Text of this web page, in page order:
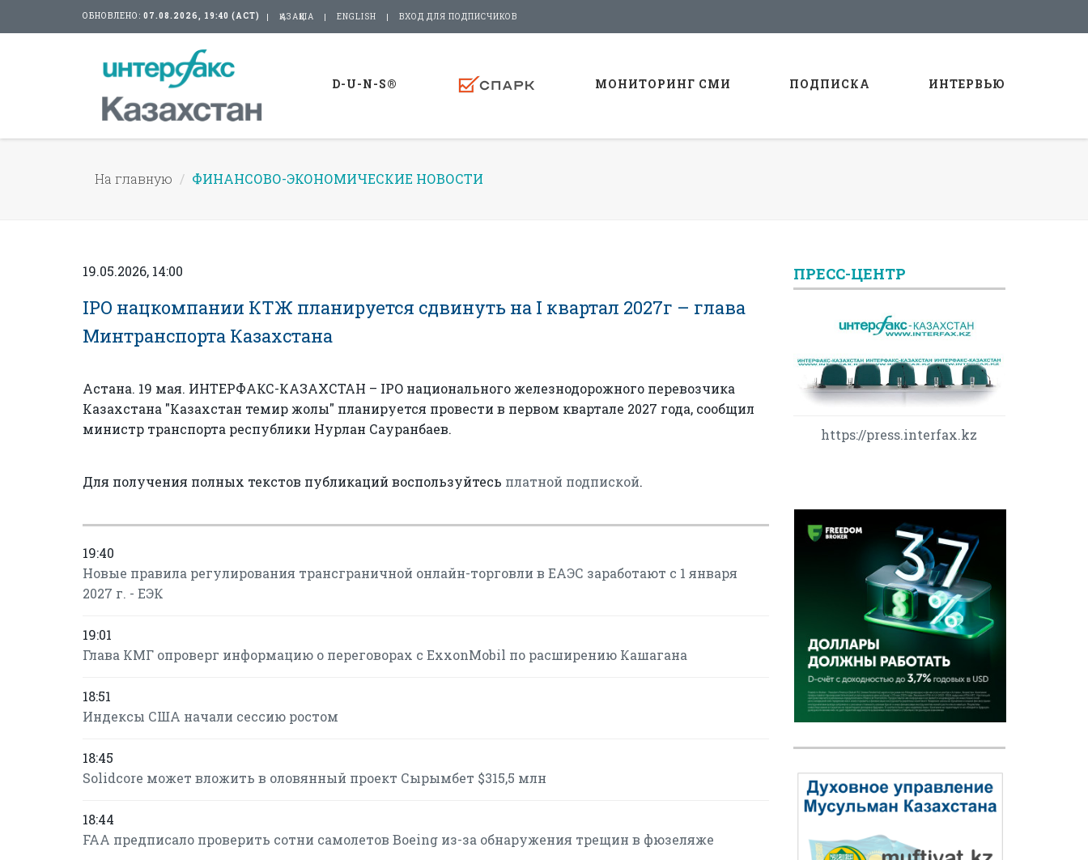
ОБНОВЛЕНО: 07.08.2026, 19:40 (АСТ) ҚАЗАҚША ENGLISH ВХОД ДЛЯ ПОДПИСЧИКОВ
D-U-N-S® МОНИТОРИНГ СМИ ПОДПИСКА ИНТЕРВЬЮ
На главную ФИНАНСОВО-ЭКОНОМИЧЕСКИЕ НОВОСТИ
19.05.2026, 14:00
IPO нацкомпании КТЖ планируется сдвинуть на I квартал 2027г – глава
Минтранспорта Казахстана
Астана. 19 мая. ИНТЕРФАКС-КАЗАХСТАН – IPO национального железнодорожного перевозчика
Казахстана "Казахстан темир жолы" планируется провести в первом квартале 2027 года, сообщил
министр транспорта республики Нурлан Сауранбаев.
Для получения полных текстов публикаций воспользуйтесь платной подпиской.
19:40
Новые правила регулирования трансграничной онлайн-торговли в ЕАЭС заработают с 1 января
2027 г. - ЕЭК
19:01
Глава КМГ опроверг информацию о переговорах с ExxonMobil по расширению Кашагана
18:51
Индексы США начали сессию ростом
18:45
Solidcore может вложить в оловянный проект Сырымбет $315,5 млн
18:44
FAA предписало проверить сотни самолетов Boeing из-за обнаружения трещин в фюзеляже
ПРЕСС-ЦЕНТР
https://press.interfax.kz